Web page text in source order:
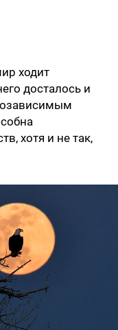
ходит
досталось и
хотя и не так,